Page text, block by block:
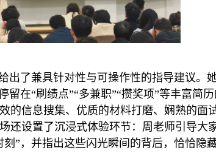
出了兼具针对性与可操作性的指导建议。
在“刷绩点”“多兼职”“攒奖项”等丰富简
信息搜集、优质的材料打磨、娴熟的面
还设置了沉浸式体验环节：周老师引导大
”，并指出这些闪光瞬间的背后，恰恰隐